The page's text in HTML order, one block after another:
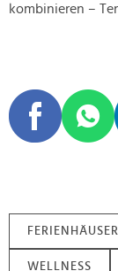
kombinieren –
FERIENHÄUSER
WELLNESS